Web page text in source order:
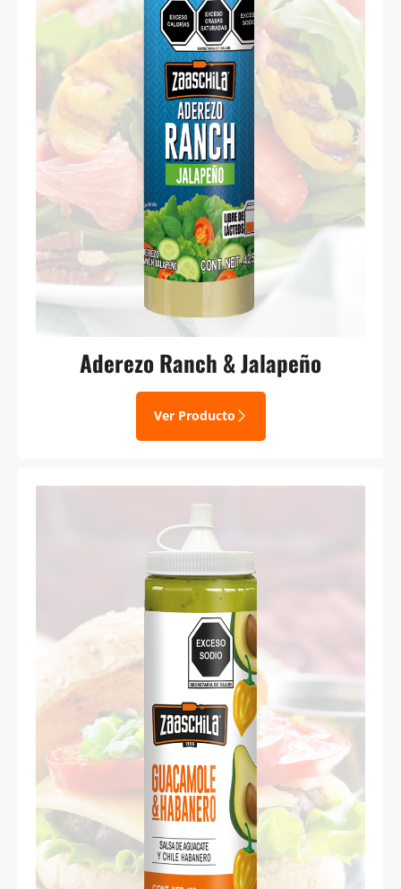
Aderezo Ranch & Jalapeño
Ver Producto